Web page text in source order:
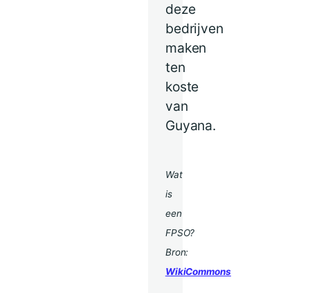
deze
bedrijven
maken
ten
koste
van
Guyana.
Wat
is
een
FPSO?
Bron:
WikiCommons